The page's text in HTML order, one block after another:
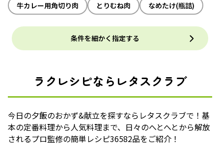
牛カレー用角切り肉
とりむね肉 なめたけ(瓶詰)
条件を細かく指定する
ラクレシピならレタスクラブ
今日の夕飯のおかず&献立を探すならレタスクラブで！基
本の定番料理から人気料理まで、日々のへとへとから解放
されるプロ監修の簡単レシピ36582品をご紹介！